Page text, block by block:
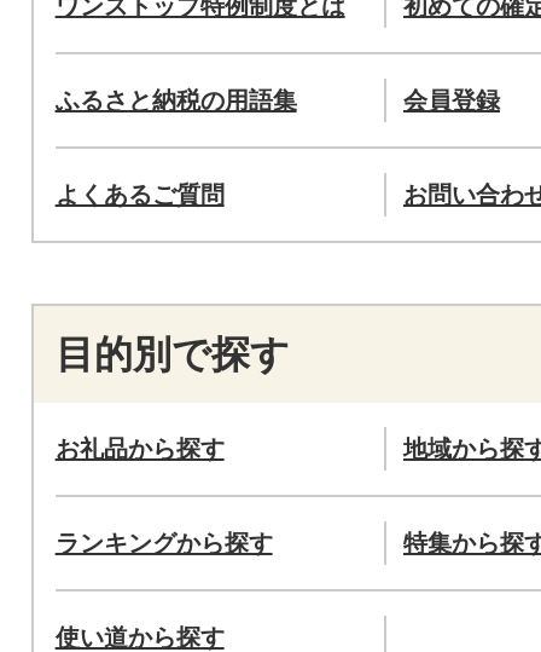
ワンストップ特例制度とは 初めての確
ふるさと納税の用語集 会員登録
よくあるご質問 お問い合わ
目的別で探す
お礼品から探す 地域から探
ランキングから探す 特集から探
使い道から探す